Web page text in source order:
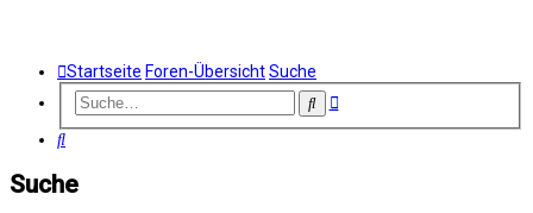
Startseite Foren-ÜbersichtSuche
SucheErweiterte
Suche
Suche